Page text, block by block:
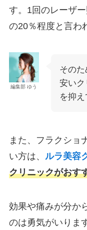
す。1回のレーザ
の20％程度と言わ
編集部 ゆう
その
安いク
を抑え
また、フラクショ
い方は、 ルラ美容
クリニックがおす
効果や痛みが分か
のは勇気がいりま